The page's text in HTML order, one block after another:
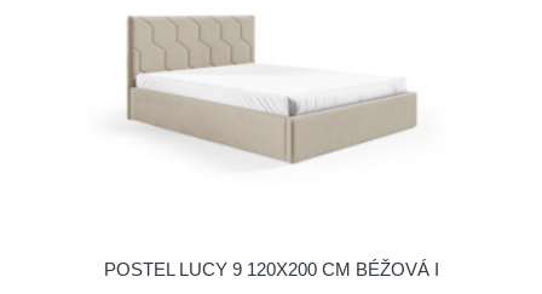
POSTEL LUCY 9 120X200 CM BÉŽOVÁ I